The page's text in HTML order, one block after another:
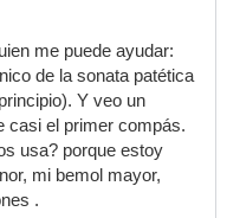
me puede ayudar:
de la sonata patética
Y veo un
casi el primer compás.
usa? porque estoy
mi bemol mayor,
.